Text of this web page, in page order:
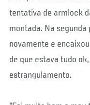
tentativa de armlock
montada. Na segunda
novamente e
de que estava tudo
estrangulamento.